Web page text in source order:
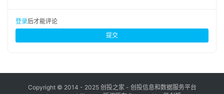
登录后才能评论
提交
Copyright © 2014 - 2025 创投之家 - 创投信息和数据服务平台